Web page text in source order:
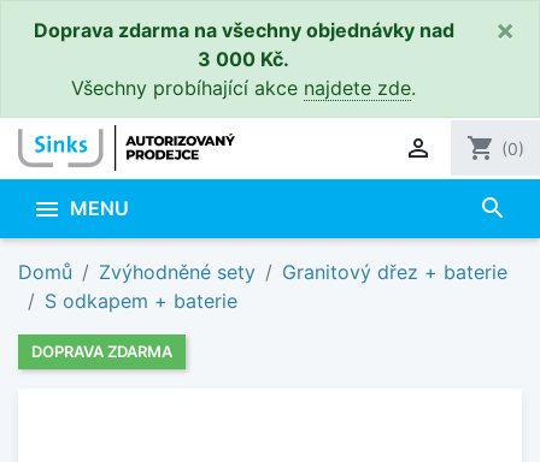
Doprava zdarma na všechny objednávky nad
3 000 Kč.
Všechny probíhající akce najdete zde.
×
 shopping_cart (0)
 MENU search
Domů Zvýhodněné sety
Granitový dřez + baterie
S odkapem + baterie
DOPRAVA ZDARMA